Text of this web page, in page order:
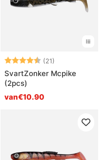
Beoordeling:
(21)
SvartZonker Mcpike
(2pcs)
van€10.90